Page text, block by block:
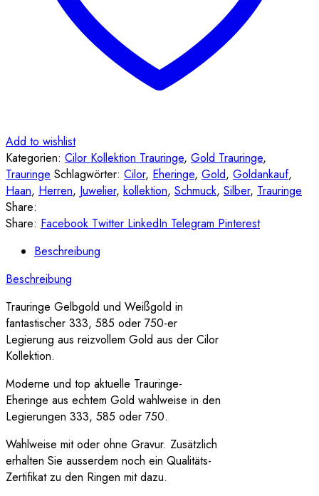
Add to wishlist
Kategorien: Cilor Kollektion Trauringe, Gold Trauringe,
Trauringe Schlagwörter: Cilor, Eheringe, Gold, Goldankauf,
Haan, Herren, Juwelier, kollektion, Schmuck, Silber, Trauringe
Share:
Share: Facebook Twitter LinkedIn Telegram Pinterest
Beschreibung
Beschreibung
Trauringe Gelbgold und Weißgold in
fantastischer 333, 585 oder 750-er
Legierung aus reizvollem Gold aus der Cilor
Kollektion.
Moderne und top aktuelle Trauringe-
Eheringe aus echtem Gold wahlweise in den
Legierungen 333, 585 oder 750.
Wahlweise mit oder ohne Gravur. Zusätzlich
erhalten Sie ausserdem noch ein Qualitäts-
Zertifikat zu den Ringen mit dazu.